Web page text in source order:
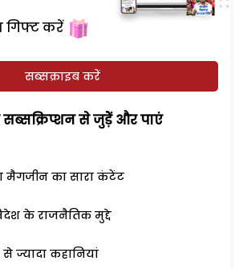
गिफ्ट करें
सब्सक्राइब करें
सब्सक्रिप्शन से जुड़ेें और पाएं
मैगजीन का सारा कंटेंट
के राजनैतिक मुद्दे
से ज्यादा कहानियां